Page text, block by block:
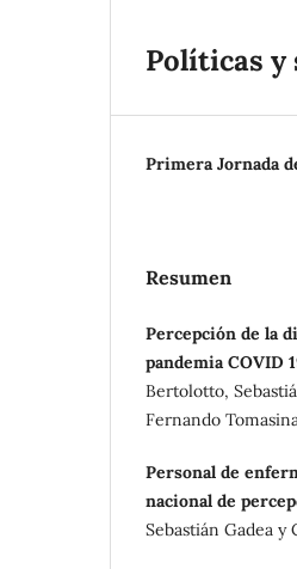
Políticas y
Primera Jornada
Resumen
Percepción de la
pandemia COVID
Bertolotto,
Fernando
Personal de
nacional de
Sebastián Gadea y